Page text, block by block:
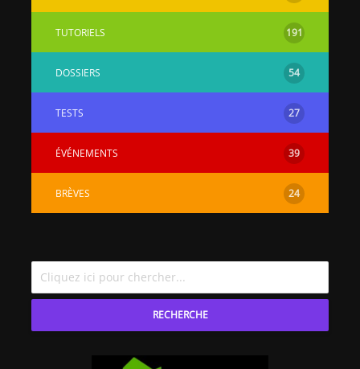
TUTORIELS 191
DOSSIERS 54
TESTS 27
ÉVÉNEMENTS 39
BRÈVES 24
RECHERCHE